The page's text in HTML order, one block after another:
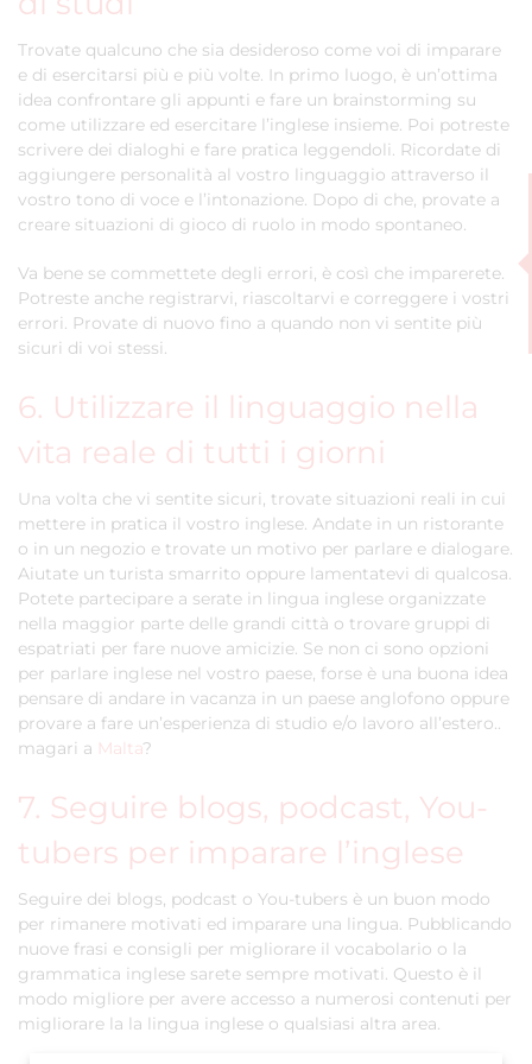
Trovate qualcuno che sia desideroso come voi di imparare
e di esercitarsi più e più volte. In primo luogo, è un’ottima
idea confrontare gli appunti e fare un brainstorming su
come utilizzare ed esercitare l’inglese insieme. Poi potreste
scrivere dei dialoghi e fare pratica leggendoli. Ricordate di
aggiungere personalità al vostro linguaggio attraverso il
vostro tono di voce e l’intonazione. Dopo di che, provate a
creare situazioni di gioco di ruolo in modo spontaneo.
Va bene se commettete degli errori, è così che imparerete.
Potreste anche registrarvi, riascoltarvi e correggere i vostri
errori. Provate di nuovo fino a quando non vi sentite più
sicuri di voi stessi.
6. Utilizzare il linguaggio nella
vita reale di tutti i giorni
Una volta che vi sentite sicuri, trovate situazioni reali in cui
mettere in pratica il vostro inglese. Andate in un ristorante
o in un negozio e trovate un motivo per parlare e dialogare.
Aiutate un turista smarrito oppure lamentatevi di qualcosa.
Potete partecipare a serate in lingua inglese organizzate
nella maggior parte delle grandi città o trovare gruppi di
espatriati per fare nuove amicizie. Se non ci sono opzioni
per parlare inglese nel vostro paese, forse è una buona idea
pensare di andare in vacanza in un paese anglofono oppure
provare a fare un’esperienza di studio e/o lavoro all’estero..
magari a Malta?
7. Seguire blogs, podcast, You-
tubers per imparare l’inglese
Seguire dei blogs, podcast o You-tubers è un buon modo
per rimanere motivati ed imparare una lingua. Pubblicando
nuove frasi e consigli per migliorare il vocabolario o la
grammatica inglese sarete sempre motivati. Questo è il
modo migliore per avere accesso a numerosi contenuti per
migliorare la la lingua inglese o qualsiasi altra area.